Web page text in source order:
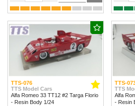
TTS-076
TTS Model Cars
Alfa Romeo 33 TT12 #2 Targa Florio
- Resin Body 1/24
TTS-
TTS
Alfa
- Resin